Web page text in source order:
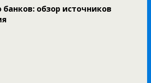
обзор источников